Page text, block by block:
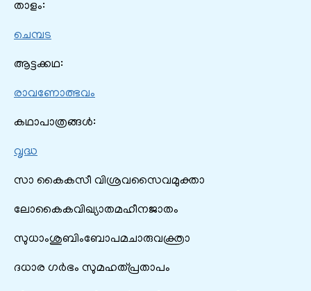
താളം:
ചെമ്പട
ആട്ടക്കഥ:
രാവണോത്ഭവം
കഥാപാത്രങ്ങൾ:
വൃദ്ധ
സാ കൈകസീ വിശ്രവസൈവമുക്താ
ലോകൈകവിഖ്യാതമഹീനജാതം
സുധാംശുബിംബോപമചാരുവക്ത്രാ
ദധാര ഗർഭം സുമഹത്പ്രതാപം